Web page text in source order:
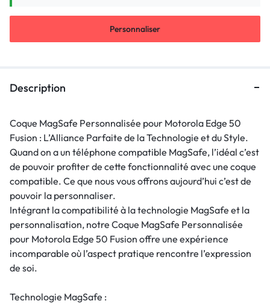
Personnaliser
Description
Coque MagSafe Personnalisée pour Motorola Edge 50
Fusion : L’Alliance Parfaite de la Technologie et du Style.
Quand on a un téléphone compatible MagSafe, l’idéal c’est
de pouvoir profiter de cette fonctionnalité avec une coque
compatible. Ce que nous vous offrons aujourd’hui c’est de
pouvoir la personnaliser.
Intégrant la compatibilité à la technologie MagSafe et la
personnalisation, notre Coque MagSafe Personnalisée
pour Motorola Edge 50 Fusion offre une expérience
incomparable où l’aspect pratique rencontre l’expression
de soi.
Technologie MagSafe :